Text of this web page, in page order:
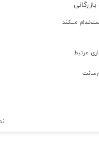
میکند
مرتبط